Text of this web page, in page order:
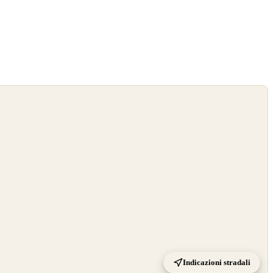
Indicazioni stradali